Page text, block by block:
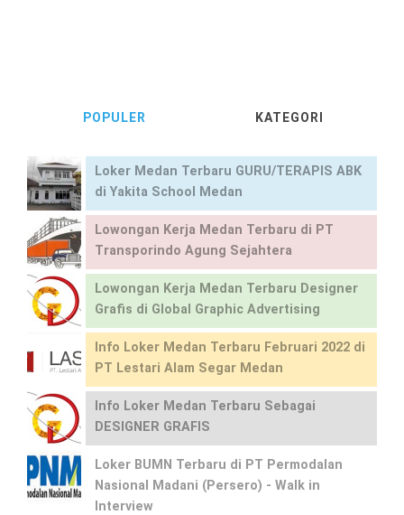
POPULER KATEGORI
Loker Medan Terbaru GURU/TERAPIS ABK
di Yakita School Medan
Lowongan Kerja Medan Terbaru di PT
Transporindo Agung Sejahtera
Lowongan Kerja Medan Terbaru Designer
Grafis di Global Graphic Advertising
Info Loker Medan Terbaru Februari 2022 di
PT Lestari Alam Segar Medan
Info Loker Medan Terbaru Sebagai
DESIGNER GRAFIS
Loker BUMN Terbaru di PT Permodalan
Nasional Madani (Persero) - Walk in
Interview